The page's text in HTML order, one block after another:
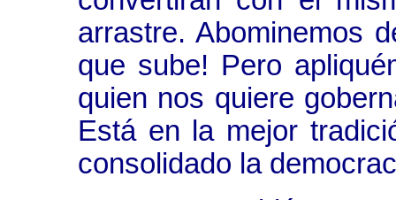
arrastre. Abominemos
que sube! Pero
quien nos quiere
Está en la mejor
consolidado la